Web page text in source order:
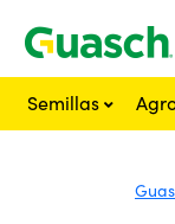
Semillas